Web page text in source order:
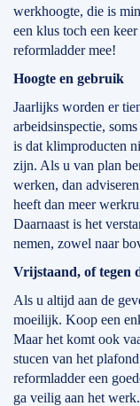
werkhoogte, die is
een klus toch een
reformladder mee!
Hoogte en gebruik
Jaarlijks worden er
arbeidsinspectie,
is dat klimproducten
zijn. Als u van plan
werken, dan
heeft dan meer
Daarnaast is het
nemen, zowel naar
Vrijstaand, of tegen
Als u altijd aan de
moeilijk. Koop een
Maar het komt ook
stucen van het
reformladder een
ga veilig aan het werk.